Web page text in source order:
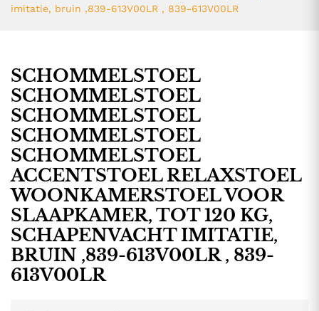
imitatie, bruin ,839-613V00LR , 839-613V00LR
SCHOMMELSTOEL
SCHOMMELSTOEL
SCHOMMELSTOEL
SCHOMMELSTOEL
SCHOMMELSTOEL
ACCENTSTOEL RELAXSTOEL
WOONKAMERSTOEL VOOR
SLAAPKAMER, TOT 120 KG,
SCHAPENVACHT IMITATIE,
BRUIN ,839-613V00LR , 839-
613V00LR